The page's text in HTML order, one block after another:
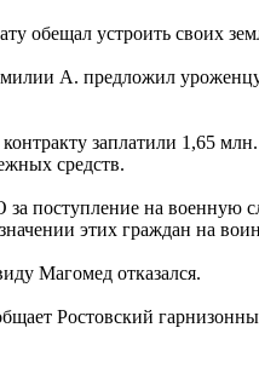
обещал устроить своих
А. предложил
заплатили 1,65
средств.
поступление на военную
этих граждан на
Магомед отказался.
Ростовский